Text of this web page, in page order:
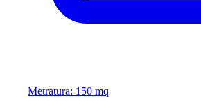
Metratura: 150 mq